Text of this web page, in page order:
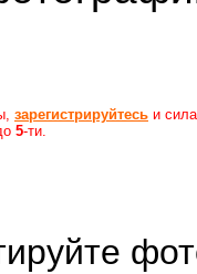
зарегистрируйтесь и
5-ти.